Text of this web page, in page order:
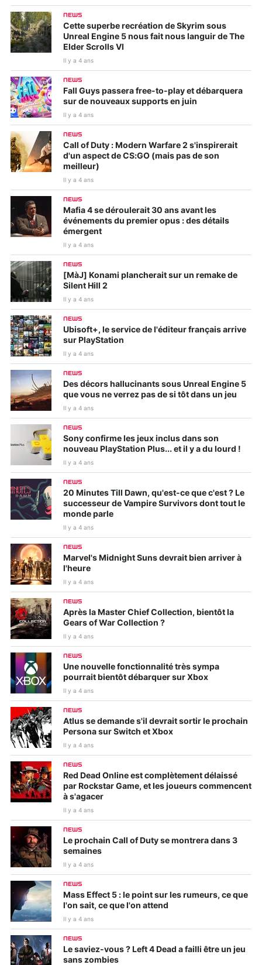
NEWS
Cette superbe recréation de Skyrim sous
Unreal Engine 5 nous fait nous languir de The
Elder Scrolls VI
Il y a 4 ans
NEWS
Fall Guys passera free-to-play et débarquera
sur de nouveaux supports en juin
Il y a 4 ans
NEWS
Call of Duty : Modern Warfare 2 s'inspirerait
d'un aspect de CS:GO (mais pas de son
meilleur)
Il y a 4 ans
NEWS
Mafia 4 se déroulerait 30 ans avant les
événements du premier opus : des détails
émergent
Il y a 4 ans
NEWS
[MàJ] Konami plancherait sur un remake de
Silent Hill 2
Il y a 4 ans
NEWS
Ubisoft+, le service de l'éditeur français arrive
sur PlayStation
Il y a 4 ans
NEWS
Des décors hallucinants sous Unreal Engine 5
que vous ne verrez pas de si tôt dans un jeu
Il y a 4 ans
NEWS
Sony confirme les jeux inclus dans son
nouveau PlayStation Plus... et il y a du lourd !
Il y a 4 ans
NEWS
20 Minutes Till Dawn, qu'est-ce que c'est ? Le
successeur de Vampire Survivors dont tout le
monde parle
Il y a 4 ans
NEWS
Marvel's Midnight Suns devrait bien arriver à
l'heure
Il y a 4 ans
NEWS
Après la Master Chief Collection, bientôt la
Gears of War Collection ?
Il y a 4 ans
NEWS
Une nouvelle fonctionnalité très sympa
pourrait bientôt débarquer sur Xbox
Il y a 4 ans
NEWS
Atlus se demande s'il devrait sortir le prochain
Persona sur Switch et Xbox
Il y a 4 ans
NEWS
Red Dead Online est complètement délaissé
par Rockstar Game, et les joueurs commencent
à s'agacer
Il y a 4 ans
NEWS
Le prochain Call of Duty se montrera dans 3
semaines
Il y a 4 ans
NEWS
Mass Effect 5 : le point sur les rumeurs, ce que
l'on sait, ce que l'on attend
Il y a 4 ans
NEWS
Le saviez-vous ? Left 4 Dead a failli être un jeu
sans zombies